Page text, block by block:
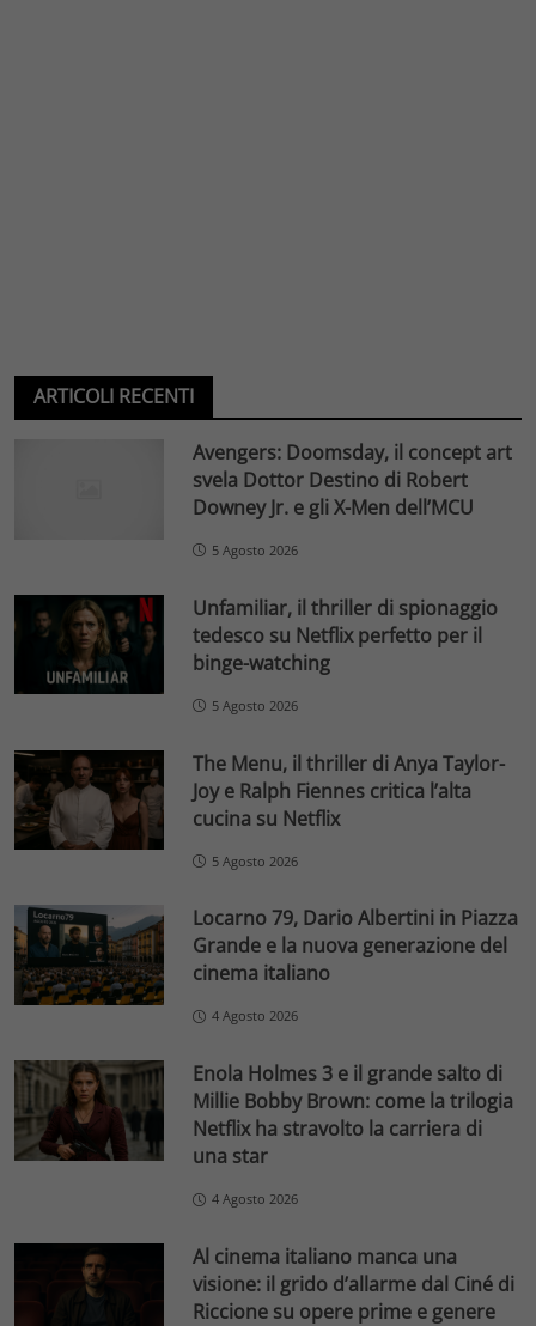
ARTICOLI RECENTI
Avengers: Doomsday, il concept art
svela Dottor Destino di Robert
Downey Jr. e gli X-Men dell’MCU
5 Agosto 2026
Unfamiliar, il thriller di spionaggio
tedesco su Netflix perfetto per il
binge-watching
5 Agosto 2026
The Menu, il thriller di Anya Taylor-
Joy e Ralph Fiennes critica l’alta
cucina su Netflix
5 Agosto 2026
Locarno 79, Dario Albertini in Piazza
Grande e la nuova generazione del
cinema italiano
4 Agosto 2026
Enola Holmes 3 e il grande salto di
Millie Bobby Brown: come la trilogia
Netflix ha stravolto la carriera di
una star
4 Agosto 2026
Al cinema italiano manca una
visione: il grido d’allarme dal Ciné di
Riccione su opere prime e genere